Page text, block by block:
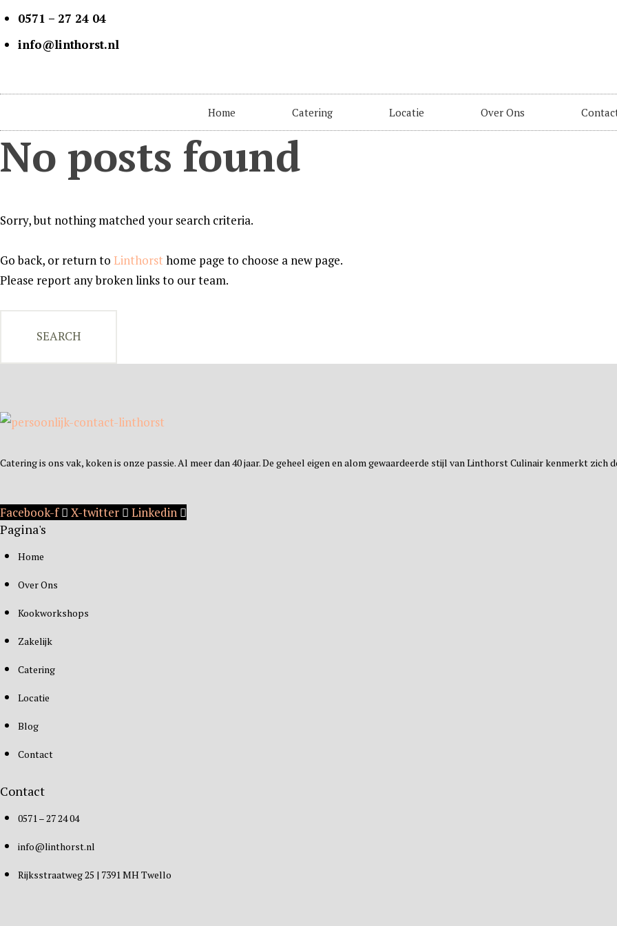
0571 – 27 24 04
info@linthorst.nl
Home Catering Locatie Over Ons
No posts found
Sorry, but nothing matched your search criteria.
Go back, or return to Linthorsthome page to choose a new page.
Please report any broken links to our team.
Catering is ons vak, koken is onze passie. Al meer dan 40 jaar. De geheel eigen en alom gewaardeerde stijl van Linthorst Culinair kenmerkt zich
Facebook-f X-twitter Linkedin
Pagina's
Home
Over Ons
Kookworkshops
Zakelijk
Catering
Locatie
Blog
Contact
Contact
0571 – 27 24 04
info@linthorst.nl
Rijksstraatweg 25 | 7391 MH Twello